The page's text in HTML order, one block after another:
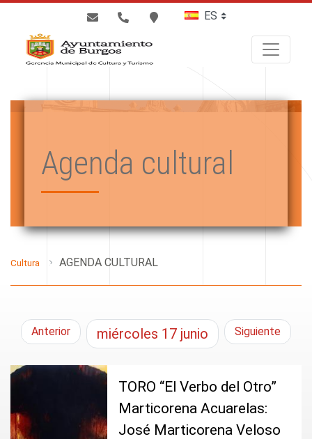
Agenda cultural
Cultura AGENDA CULTURAL
Anterior miércoles 17 junio Siguiente
TORO “El Verbo del Otro”
Marticorena Acuarelas:
José Marticorena Veloso